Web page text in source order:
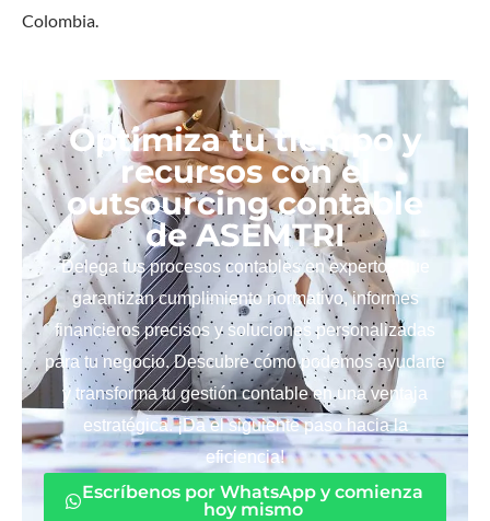
Colombia.
Optimiza tu tiempo y
recursos con el
outsourcing contable
de ASEMTRI
Delega tus procesos contables en expertos que
garantizan cumplimiento normativo, informes
financieros precisos y soluciones personalizadas
para tu negocio. Descubre cómo podemos ayudarte
y transforma tu gestión contable en una ventaja
estratégica. ¡Da el siguiente paso hacia la
eficiencia!
Escríbenos por WhatsApp y comienza
hoy mismo